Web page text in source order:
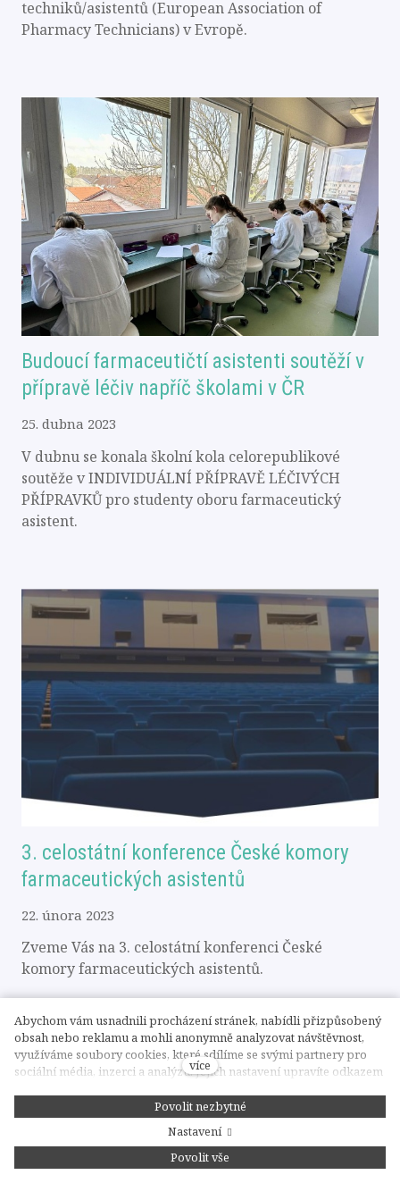
techniků/asistentů (European Association of
Pharmacy Technicians) v Evropě.
Budoucí farmaceutičtí asistenti soutěží v
přípravě léčiv napříč školami v ČR
25. dubna 2023
V dubnu se konala školní kola celorepublikové
soutěže v INDIVIDUÁLNÍ PŘÍPRAVĚ LÉČIVÝCH
PŘÍPRAVKŮ pro studenty oboru farmaceutický
asistent.
3. celostátní konference České komory
farmaceutických asistentů
22. února 2023
Zveme Vás na 3. celostátní konferenci České
komory farmaceutických asistentů.
Abychom vám usnadnili procházení stránek, nabídli přizpůsobený
obsah nebo reklamu a mohli anonymně analyzovat návštěvnost,
využíváme soubory cookies, které sdílíme se svými partnery pro
sociální média, inzerci a analýzu. Jejich nastavení upravíte odkazem
Podrobnější informace najdete v našich Zásadách ochrany osobních
údajů a používání souborů cookies. Souhlasíte s používáním
více
Povolit nezbytné
Nastavení
Povolit vše